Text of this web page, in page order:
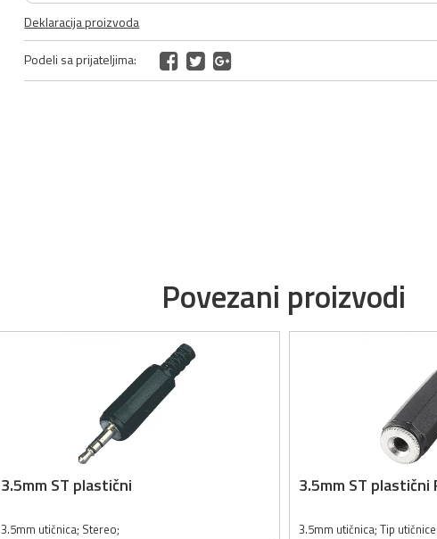
Deklaracija proizvoda
Podeli sa prijateljima:
Povezani proizvodi
3.5mm ST plastični
3.5mm utičnica; Stereo;
3.5mm ST plastični